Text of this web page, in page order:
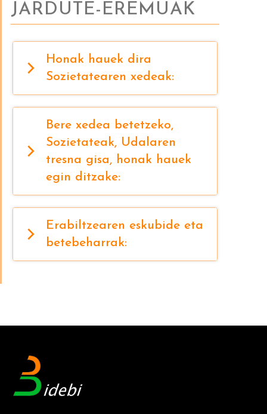
JARDUTE-EREMUAK
Honak hauek dira
Sozietatearen xedeak:
Bere xedea betetzeko,
Sozietateak, Udalaren
tresna gisa, honak hauek
egin ditzake:
Erabiltzearen eskubide eta
betebeharrak: